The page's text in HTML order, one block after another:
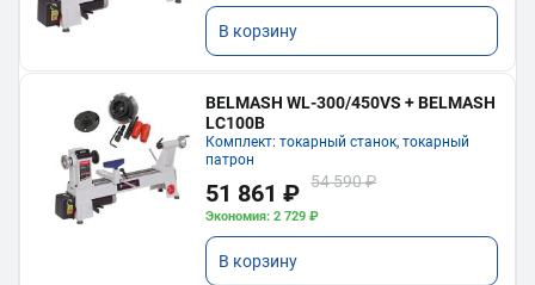
В корзину
BELMASH WL-300/450VS + BELMASH
LC100B
Комплект: токарный станок, токарный
патрон
51 861 ₽ 54 590 ₽
Экономия: 2 729 ₽
В корзину